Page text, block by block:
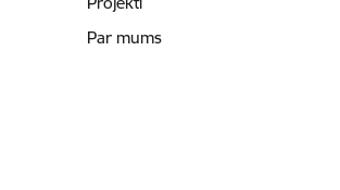
Par mums